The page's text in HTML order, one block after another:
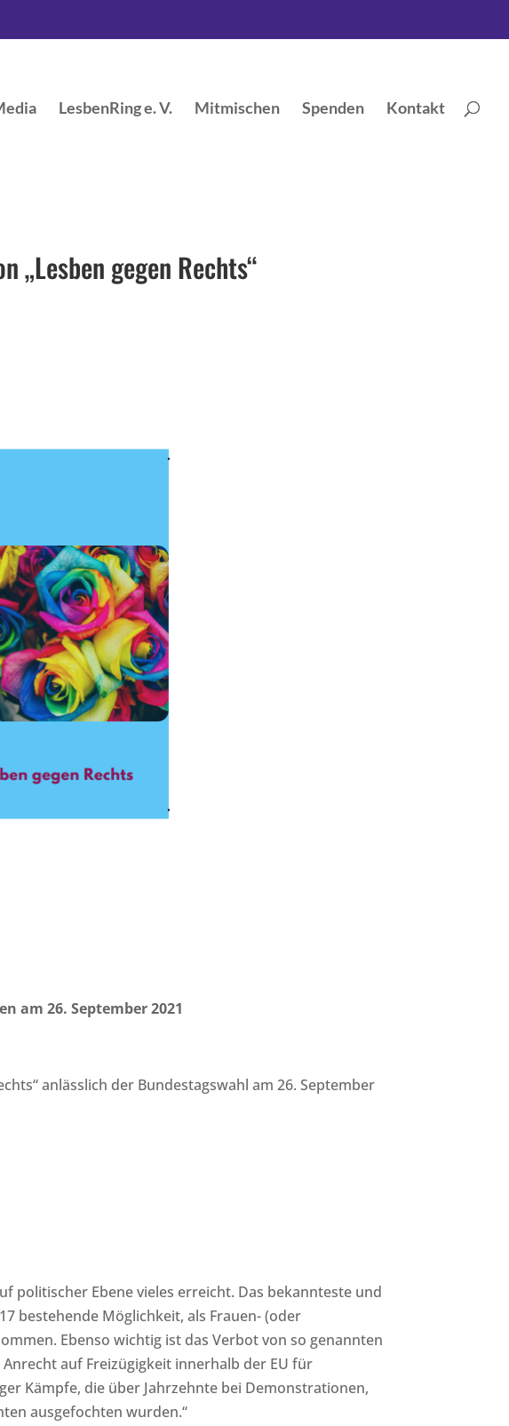
LesbenRing e. V. Mitmischen Spenden Kontakt
„Lesben gegen Rechts“
am 26. September 2021
anlässlich der Bundestagswahl am 26. September
politischer Ebene vieles erreicht. Das bekannteste und
bestehende Möglichkeit, als Frauen- (oder
Ebenso wichtig ist das Verbot von so genannten
auf Freizügigkeit innerhalb der EU für
Kämpfe, die über Jahrzehnte bei Demonstrationen,
ausgefochten wurden.“